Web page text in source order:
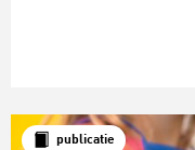
publicatie